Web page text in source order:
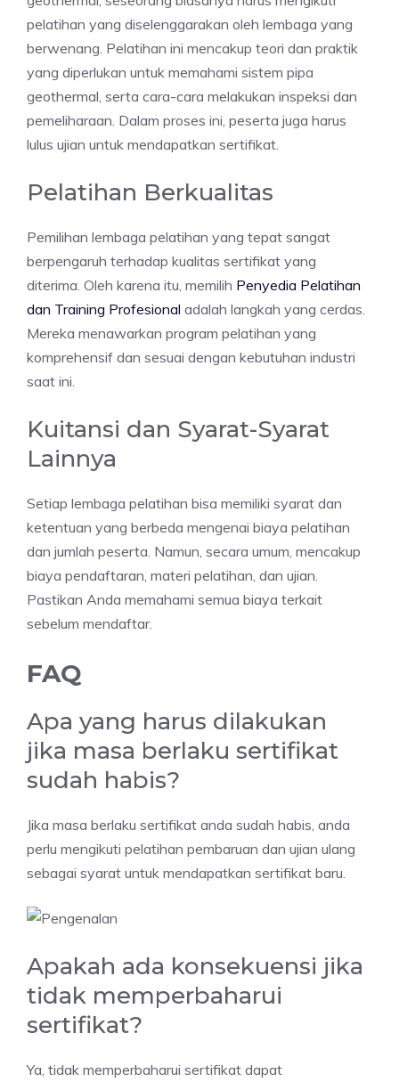
pelatihan yang diselenggarakan oleh lembaga yang
berwenang. Pelatihan ini mencakup teori dan praktik
yang diperlukan untuk memahami sistem pipa
geothermal, serta cara-cara melakukan inspeksi dan
pemeliharaan. Dalam proses ini, peserta juga harus
lulus ujian untuk mendapatkan sertifikat.
Pelatihan Berkualitas
Pemilihan lembaga pelatihan yang tepat sangat
berpengaruh terhadap kualitas sertifikat yang
diterima. Oleh karena itu, memilih Penyedia Pelatihan
dan Training Profesional adalah langkah yang cerdas.
Mereka menawarkan program pelatihan yang
komprehensif dan sesuai dengan kebutuhan industri
saat ini.
Kuitansi dan Syarat-Syarat
Lainnya
Setiap lembaga pelatihan bisa memiliki syarat dan
ketentuan yang berbeda mengenai biaya pelatihan
dan jumlah peserta. Namun, secara umum, mencakup
biaya pendaftaran, materi pelatihan, dan ujian.
Pastikan Anda memahami semua biaya terkait
sebelum mendaftar.
FAQ
Apa yang harus dilakukan
jika masa berlaku sertifikat
sudah habis?
Jika masa berlaku sertifikat anda sudah habis, anda
perlu mengikuti pelatihan pembaruan dan ujian ulang
sebagai syarat untuk mendapatkan sertifikat baru.
Apakah ada konsekuensi jika
tidak memperbaharui
sertifikat?
Ya, tidak memperbaharui sertifikat dapat